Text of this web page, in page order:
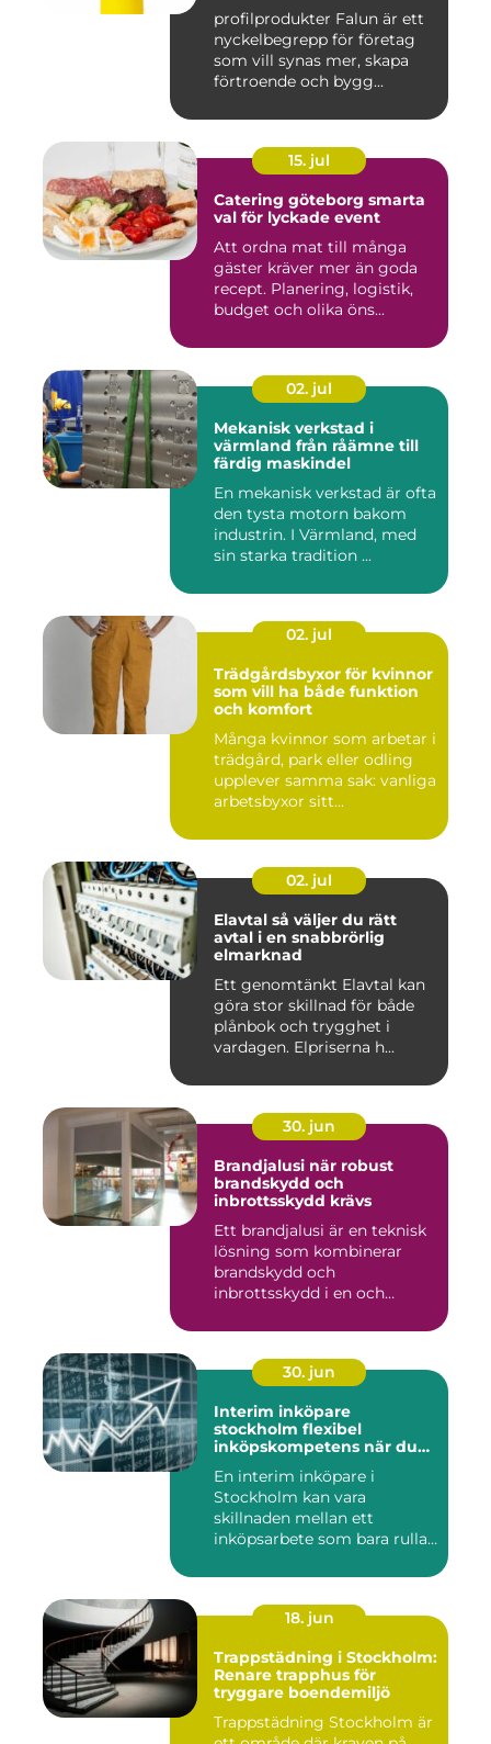
profilprodukter Falun är ett
nyckelbegrepp för företag
som vill synas mer, skapa
förtroende och bygg...
15. jul
Catering göteborg smarta
val för lyckade event
Att ordna mat till många
gäster kräver mer än goda
recept. Planering, logistik,
budget och olika öns...
02. jul
Mekanisk verkstad i
värmland från råämne till
färdig maskindel
En mekanisk verkstad är ofta
den tysta motorn bakom
industrin. I Värmland, med
sin starka tradition ...
02. jul
Trädgårdsbyxor för kvinnor
som vill ha både funktion
och komfort
Många kvinnor som arbetar i
trädgård, park eller odling
upplever samma sak: vanliga
arbetsbyxor sitt...
02. jul
Elavtal så väljer du rätt
avtal i en snabbrörlig
elmarknad
Ett genomtänkt Elavtal kan
göra stor skillnad för både
plånbok och trygghet i
vardagen. Elpriserna h...
30. jun
Brandjalusi när robust
brandskydd och
inbrottsskydd krävs
Ett brandjalusi är en teknisk
lösning som kombinerar
brandskydd och
inbrottsskydd i en och
30. jun
Interim inköpare
stockholm flexibel
inköpskompetens när du
En interim inköpare i
Stockholm kan vara
skillnaden mellan ett
inköpsarbete som bara rullar
18. jun
Trappstädning i Stockholm:
Renare trapphus för
tryggare boendemiljö
Trappstädning Stockholm är